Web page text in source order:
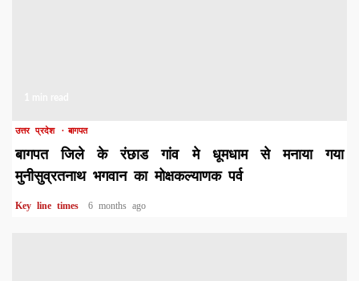
उत्तर प्रदेश बागपत
बागपत जिले के रंछाड गांव मे धूमधाम से मनाया गया
मुनीसुव्रतनाथ भगवान का मोक्षकल्याणक पर्व
Key line times 6 months ago